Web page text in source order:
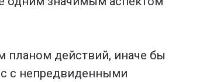
планом действий, иначе бы
с непредвиденными